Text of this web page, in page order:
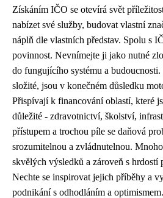
Získáním IČO se otevírá svět
nabízet své služby, budovat vlastní
náplň dle vlastních představ. Spolu s
povinnost. Nevnímejte ji jako nutné
do fungujícího systému a budoucnosti.
složité, jsou v konečném důsledku
Přispívají k financování oblastí, které
důležité - zdravotnictví, školství,
přístupem a trochou píle se daňová
srozumitelnou a zvládnutelnou.
skvělých výsledků a zároveň s hrdostí
Nechte se inspirovat jejich příběhy a
podnikání s odhodláním a optimismem.